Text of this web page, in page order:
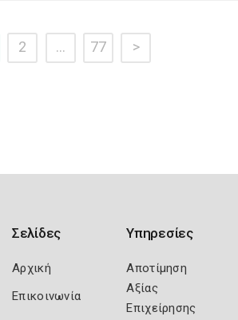
2 … 77 >
Σελίδες
Αρχική
Επικοινωνία
Υπηρεσίες
Αποτίμηση
Αξίας
Επιχείρησης